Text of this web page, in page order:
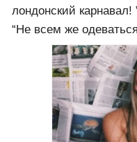
лондонский
“Не всем же